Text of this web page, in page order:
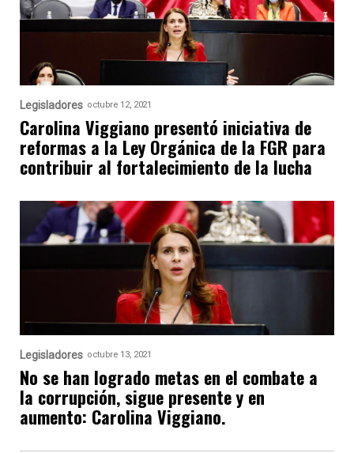
Legisladores octubre 12, 2021
Carolina Viggiano presentó iniciativa de
reformas a la Ley Orgánica de la FGR para
contribuir al fortalecimiento de la lucha
Legisladores octubre 13, 2021
No se han logrado metas en el combate a
la corrupción, sigue presente y en
aumento: Carolina Viggiano.